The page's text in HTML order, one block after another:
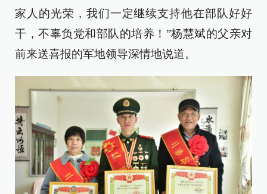
家人的光荣，我们一定继续支持他在部队好好
干，不辜负党和部队的培养！”杨慧斌的父亲对
前来送喜报的军地领导深情地说道。